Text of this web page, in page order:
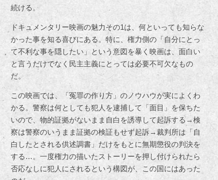
続ける。
ドキュメンタリー映画の魅力その1は、何といっても知らな
かった事を知る喜びにある。特に、権力側の「自分にとっ
て不利な事を隠したい」という意図を暴く映画は、面白い
と言うだけでなく民主主義にとっては必要不可欠なもの
だ。
この映画では、「冤罪の作り方」のノウハウが実によくわ
かる。警察は何としても犯人を逮捕して「面目」を保ちた
いので、物的証拠がないまま自白を誘導して起訴する→検
察は警察のいうまま証拠の検証もせず起訴→裁判所は「自
白したとされる供述調書」だけをもとに無期懲役の判決を
する…。一度権力の描いたストーリーを押し付けられたら
否応なしに犯人にされるという構図が、この国にはあった